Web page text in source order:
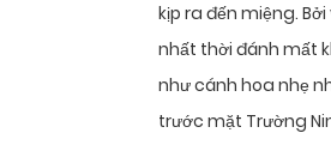
kịp ra đến miệng.
nhất thời đánh mất
như cánh hoa nhẹ
trước mặt Trường